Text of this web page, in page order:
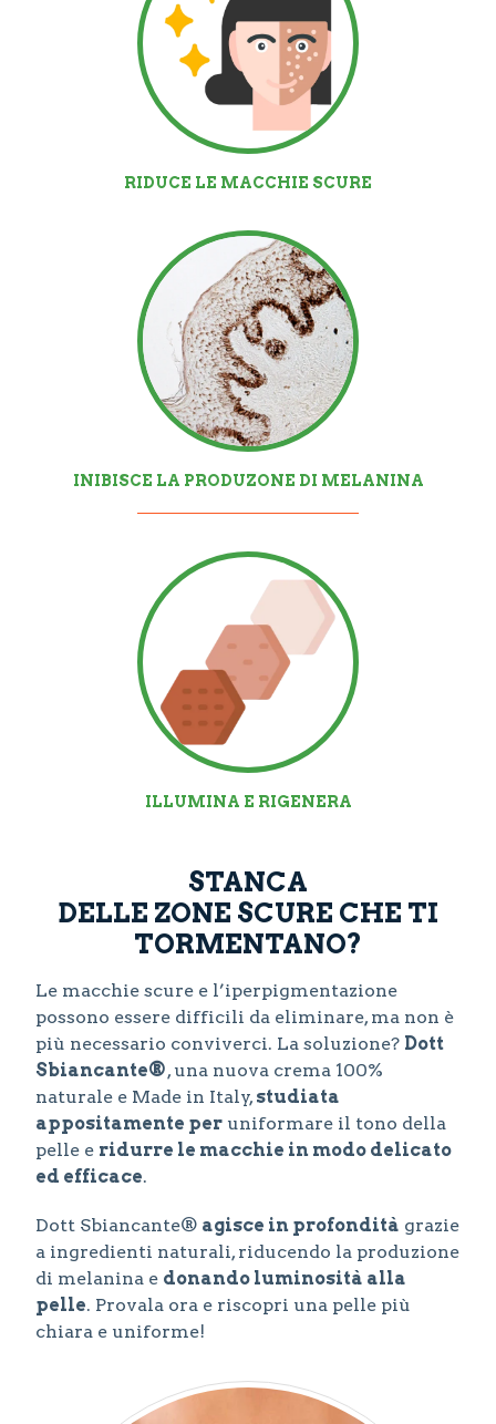
RIDUCE LE MACCHIE SCURE
INIBISCE LA PRODUZONE DI MELANINA
ILLUMINA E RIGENERA
STANCA
DELLE ZONE SCURE CHE TI
TORMENTANO?
Le macchie scure e l’iperpigmentazione
possono essere difficili da eliminare, ma non è
più necessario conviverci. La soluzione? Dott
Sbiancante®, una nuova crema 100%
naturale e Made in Italy, studiata
appositamente per uniformare il tono della
pelle e ridurre le macchie in modo delicato
ed efficace.
Dott Sbiancante® agisce in profondità grazie
a ingredienti naturali, riducendo la produzione
di melanina e donando luminosità alla
pelle. Provala ora e riscopri una pelle più
chiara e uniforme!